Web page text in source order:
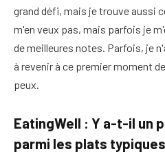
grand défi, mais je trouve aussi
m'en veux pas, mais parfois je
de meilleures notes. Parfois, je
à revenir à ce premier moment
peux.
EatingWell : Y a-t-il un
parmi les plats